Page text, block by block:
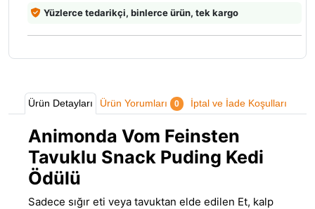
Yüzlerce tedarikçi, binlerce ürün, tek kargo
Ürün Detayları Ürün Yorumları 0 İptal ve İade Koşulları
Animonda Vom Feinsten
Tavuklu Snack Puding Kedi
Ödülü
Sadece sığır eti veya tavuktan elde edilen Et, kalp